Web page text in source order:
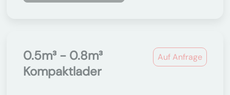
Auf Anfrage
0.5m³ - 0.8m³
Kompaktlader